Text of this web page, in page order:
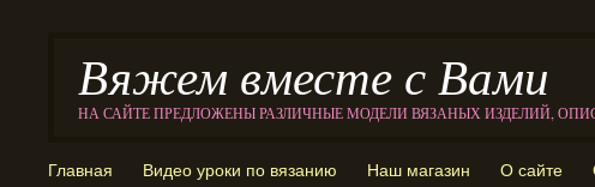
Вяжем вместе с Вами
НА САЙТЕ ПРЕДЛОЖЕНЫ РАЗЛИЧНЫЕ МОДЕЛИ ВЯЗАНЫХ ИЗДЕЛИЙ,
Главная Видео уроки по вязанию Наш магазин О сайте